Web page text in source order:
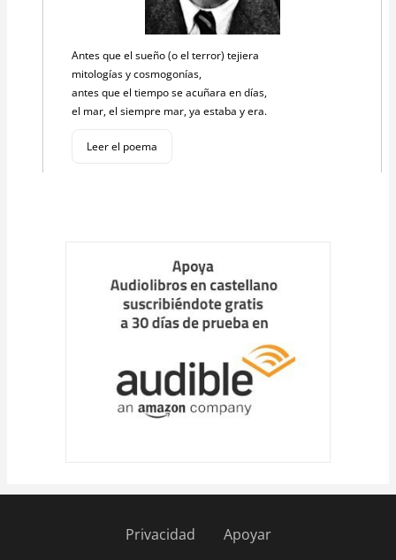
Antes que el sueño (o el terror) tejiera
mitologías y cosmogonías,
antes que el tiempo se acuñara en días,
el mar, el siempre mar, ya estaba y era.
Leer el poema
Privacidad Apoyar